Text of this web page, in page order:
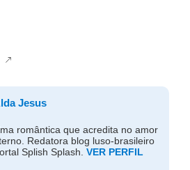
Jesus
romântica que acredita no amor
Redatora blog luso-brasileiro
Splish Splash. VER PERFIL